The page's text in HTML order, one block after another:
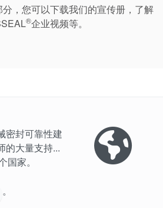
，您可以下载我们的宣传册，了解
®企业视频等。
密封可靠性建
的大量支持...
家。
。